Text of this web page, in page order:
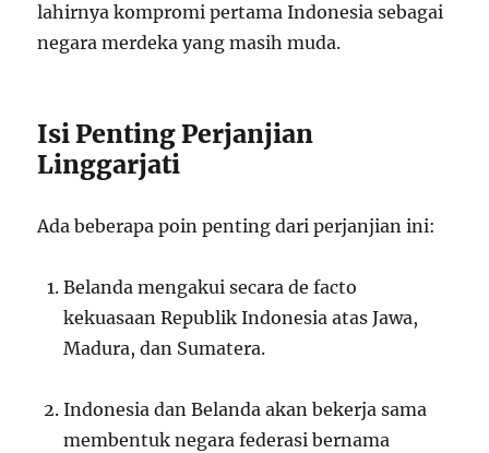
lahirnya kompromi pertama Indonesia sebagai
negara merdeka yang masih muda.
Isi Penting Perjanjian
Linggarjati
Ada beberapa poin penting dari perjanjian ini:
Belanda mengakui secara de facto
kekuasaan Republik Indonesia atas Jawa,
Madura, dan Sumatera.
Indonesia dan Belanda akan bekerja sama
membentuk negara federasi bernama